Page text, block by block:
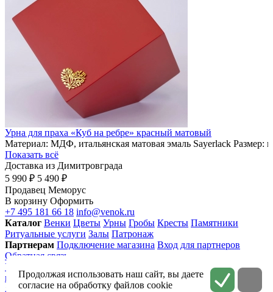
Урна для праха «Куб на ребре» красный матовый
Материал: МДФ, итальянская матовая эмаль Sayerlack
Показать всё
Доставка из Димитровграда
5 990 ₽ 5 490 ₽
Продавец Меморус
В корзину Оформить
+7 495 181 66 18 info@venok.ru
Каталог Венки Цветы Урны Гробы Кресты Памятники
Ритуальные услуги Залы Патронаж
Партнерам Подключение магазина Вход для партнеров
Обратная связь
Условия использования
конфиденциальностиСоглашение на обработку персональных
данных
Продолжая использовать наш сайт, вы даете
согласие на обработку файлов cookie